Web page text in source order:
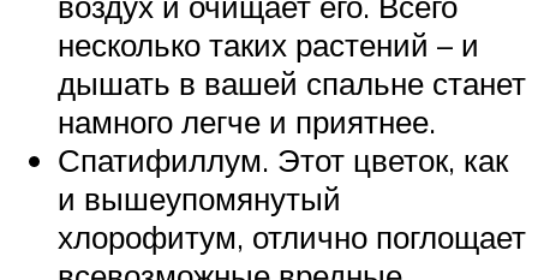
несколько таких растений – и
дышать в вашей спальне станет
намного легче и приятнее.
Спатифиллум. Этот цветок, как
и вышеупомянутый
хлорофитум, отлично поглощает